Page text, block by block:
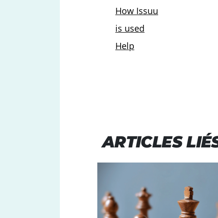
ARTICLES